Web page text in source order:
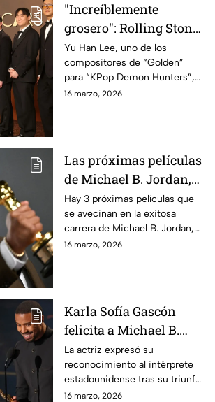
"Increíblemente
grosero": Rolling Stone
se posiciona contra los
Oscar 2026 por este
gesto hacia "KPop
Demon Hunters"
Yu Han Lee, uno de los
compositores de “Golden”
para “KPop Demon Hunters”,
no pudo dar discurso de
16 marzo, 2026
Las próximas películas
de Michael B. Jordan,
tras ganar como Mejor
Actor en los Oscar 2026
Hay 3 próximas películas que
se avecinan en la exitosa
carrera de Michael B. Jordan,
quien acaba de ganar como
16 marzo, 2026
Karla Sofía Gascón
felicita a Michael B.
Jordan por ganar el
Oscar 2026 a Mejor
Actor
La actriz expresó su
reconocimiento al intérprete
estadounidense tras su triunfo
en la ceremonia 98 de los
16 marzo, 2026